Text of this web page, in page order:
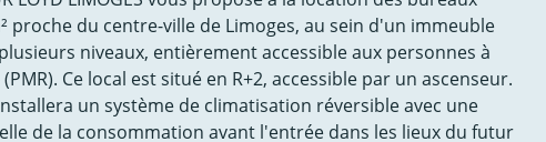
proche du centre-ville de Limoges, au sein d'un immeuble
niveaux, entièrement accessible aux personnes à
Ce local est situé en R+2, accessible par un ascenseur.
un système de climatisation réversible avec une
de la consommation avant l'entrée dans les lieux du futur